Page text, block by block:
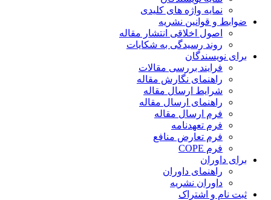
نمایه واژه های کلیدی
ضوابط و قوانین نشریه
اصول اخلاقی انتشار مقاله
روند رسیدگی به شکایات
برای نویسندگان
فرایند بررسی مقالات
راهنمای نگارش مقاله
شرایط ارسال مقاله
راهنمای ارسال مقاله
فرم ارسال مقاله
فرم تعهدنامه
فرم تعارض منافع
فرم COPE
برای داوران
راهنمای داوران
داوران نشریه
ثبت نام و اشتراک